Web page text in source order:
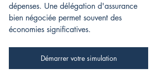
dépenses. Une délégation d'assurance
bien négociée permet souvent des
économies significatives.
Démarrer votre simulation